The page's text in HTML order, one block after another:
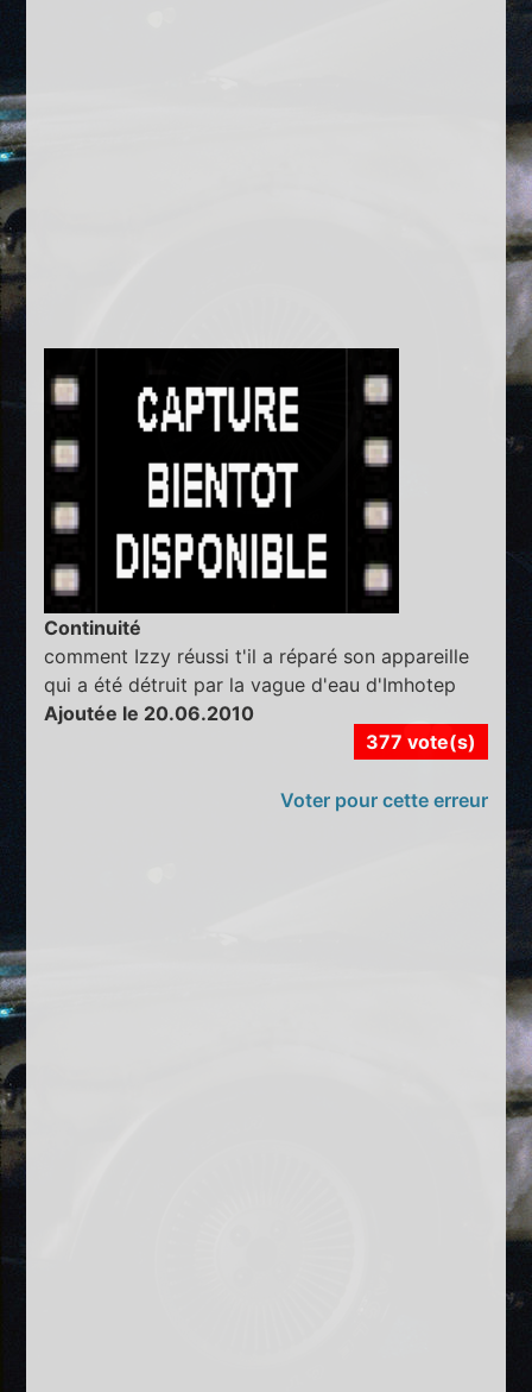
Continuité
comment Izzy réussi t'il a réparé son appareille
qui a été détruit par la vague d'eau d'Imhotep
Ajoutée le 20.06.2010
377 vote(s)
Voter pour cette erreur